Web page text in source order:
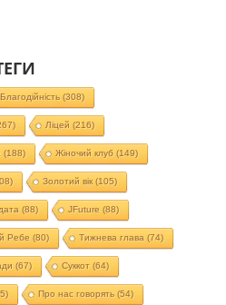
Благодійність (308)
Ліцей (216)
(188) Жіночий клуб (149)
Золотий вік(105)
(88) JFuture (88)
Ребе (80) Тижнева глава (74)
(67) Суккот (64)
Про нас говорять (54)